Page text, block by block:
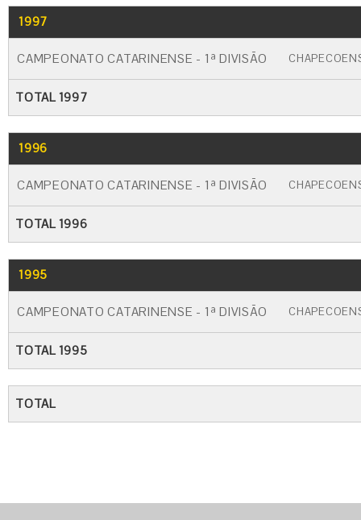
1997
CAMPEONATO CATARINENSE - 1ª DIVISÃO
TOTAL 1997
1996
CAMPEONATO CATARINENSE - 1ª DIVISÃO
TOTAL 1996
1995
CAMPEONATO CATARINENSE - 1ª DIVISÃO
TOTAL 1995
TOTAL